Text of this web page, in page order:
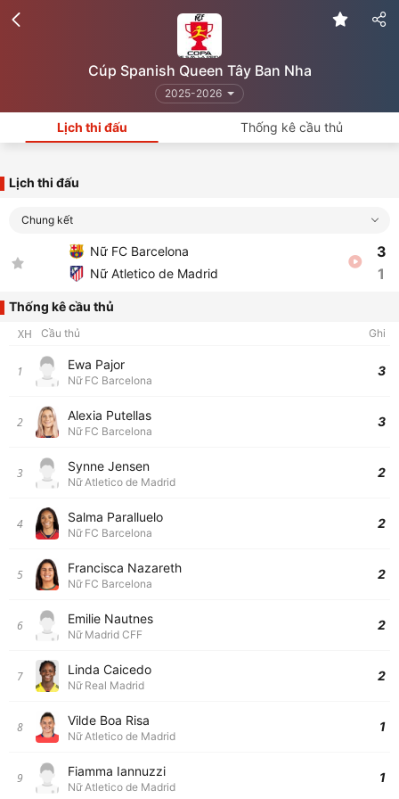
Cúp Spanish Queen Tây Ban Nha
2025-2026
Lịch thi đấu Thống kê cầu thủ
Lịch thi đấu
Chung kết
Nữ FC Barcelona
Nữ Atletico de Madrid
3
1
Thống kê cầu thủ
XH
Cầu thủ Ghi
1 Ewa Pajor
Nữ FC Barcelona
3
2 Alexia Putellas
Nữ FC Barcelona
3
3 Synne Jensen
Nữ Atletico de Madrid
2
4 Salma Paralluelo
Nữ FC Barcelona
2
5 Francisca Nazareth
Nữ FC Barcelona
2
6 Emilie Nautnes
Nữ Madrid CFF
2
7 Linda Caicedo
Nữ Real Madrid
2
8 Vilde Boa Risa
Nữ Atletico de Madrid
1
9 Fiamma Iannuzzi
Nữ Atletico de Madrid
1